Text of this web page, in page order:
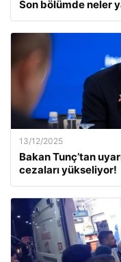
Son bölümde neler
13/12/2025
Bakan Tunç’tan
cezaları yükseliyor!